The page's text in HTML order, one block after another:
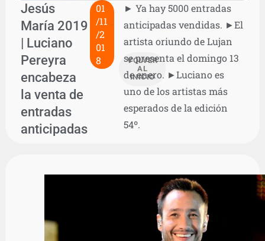
Jesús
María 2019
| Luciano
Pereyra
encabeza
la venta de
entradas
anticipadas
01
/11
/2
01
8
VOLVER
AL
INICIO
► Ya hay 5000 entradas
anticipadas vendidas. ►El
artista oriundo de Lujan
se presenta el domingo 13
de enero. ►Luciano es
uno de los artistas más
esperados de la edición
54º.